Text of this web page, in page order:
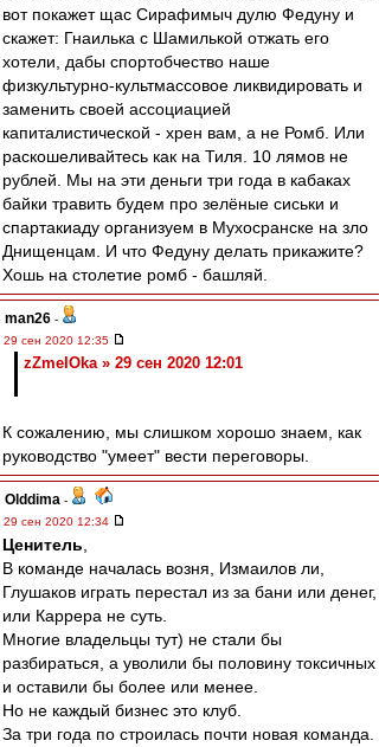
вот покажет щас Сирафимыч дулю Федуну и
скажет: Гнаилька с Шамилькой отжать его
хотели, дабы спортобчество наше
физкультурно-культмассовое ликвидировать и
заменить своей ассоциацией
капиталистической - хрен вам, а не Ромб. Или
раскошеливайтесь как на Тиля. 10 лямов не
рублей. Мы на эти деньги три года в кабаках
байки травить будем про зелёные сиськи и
спартакиаду организуем в Мухосранске на зло
Днищенцам. И что Федуну делать прикажите?
Хошь на столетие ромб - башляй.
man26 -
29 сен 2020 12:35
zZmeIOka » 29 сен 2020 12:01
К сожалению, мы слишком хорошо знаем, как
руководство "умеет" вести переговоры.
Olddima -
29 сен 2020 12:34
Ценитель
В команде началась возня, Измаилов ли,
Глушаков играть перестал из за бани или денег,
или Каррера не суть.
Многие владельцы тут) не стали бы
разбираться, а уволили бы половину токсичных
и оставили бы более или менее.
Но не каждый бизнес это клуб.
За три года по строилась почти новая команда.